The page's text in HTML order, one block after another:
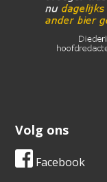
Volg ons
Facebook